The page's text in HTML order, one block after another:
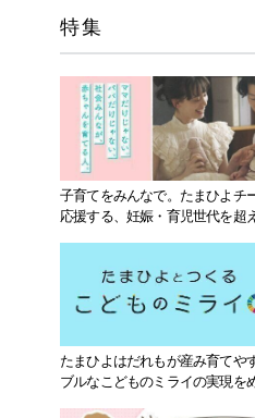
特集
子育てをみんなで。たまひよチ
応援する、妊娠・育児世代を超
たまひよはだれもが産み育てや
ブルなこどものミライの実現を